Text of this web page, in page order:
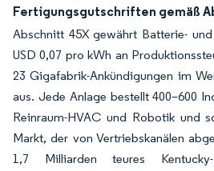
Fertigungsgutschriften gemäß
Abschnitt 45X gewährt Batterie-
USD 0,07 pro kWh an
23 Gigafabrik-Ankündigungen im
aus. Jede Anlage bestellt 400–600
Reinraum-HVAC und Robotik und
Markt, der von Vertriebskanälen
1,7 Milliarden teures Kentucky-